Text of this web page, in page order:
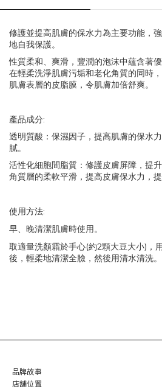
修護並提高肌膚的保水力為主要功能，
地自我保護。
性質柔和、爽滑，豐潤的泡沫中蘊含著
在輕柔洗淨肌膚污垢和老化角質的同時
肌膚表層的皮脂膜，令肌膚加倍舒爽。
產品成分:
透明質酸：保濕因子，提高肌膚的保水
膩。
活性化細胞間脂質：修護皮膚屏障，提
角質層的柔軟平滑，提高皮膚保水力，提
使用方法:
早、晚清潔肌膚時使用。
取適量洗顏霜於手心(約2顆大豆大小) ，
後，輕柔地清潔全臉，然後用清水清洗。
品牌故事
店舖位置